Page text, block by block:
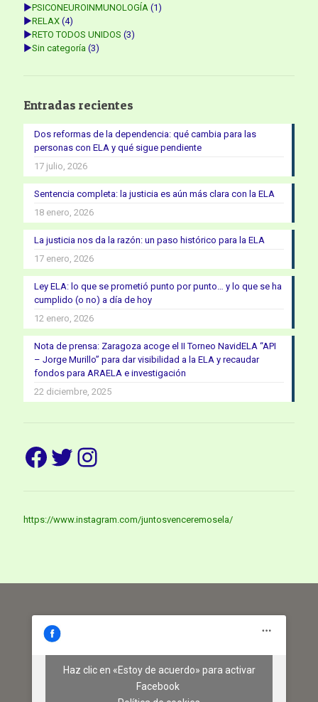
►PSICONEUROINMUNOLOGÍA (1)
►RELAX (4)
►RETO TODOS UNIDOS (3)
►Sin categoría (3)
Entradas recientes
Dos reformas de la dependencia: qué cambia para las
personas con ELA y qué sigue pendiente
17 julio, 2026
Sentencia completa: la justicia es aún más clara con la ELA
18 enero, 2026
La justicia nos da la razón: un paso histórico para la ELA
17 enero, 2026
Ley ELA: lo que se prometió punto por punto… y lo que se ha
cumplido (o no) a día de hoy
12 enero, 2026
Nota de prensa: Zaragoza acoge el II Torneo NavidELA “API
– Jorge Murillo” para dar visibilidad a la ELA y recaudar
fondos para ARAELA e investigación
22 diciembre, 2025
Facebook
Twitter
Instagram
https://www.instagram.com/juntosvenceremosela/
Haz clic en «Estoy de acuerdo» para activar
Facebook